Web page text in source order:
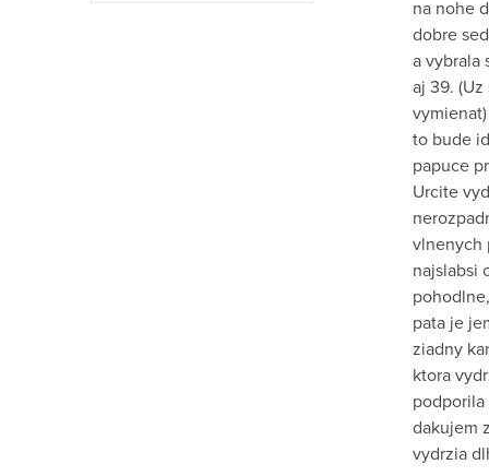
na nohe
dobre
a vybrala
aj 39.
to bude
papuce
Urcite
vlnenych
najslabsi
pata je
ziadny
ktora
dakujem
vydrzia